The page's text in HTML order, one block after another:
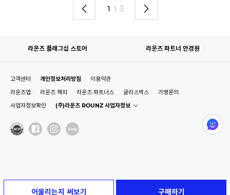
1 3
어울리는지 써보기 구매하기
라운즈 플래그십 스토어 라운즈 파트너 안경원
고객센터 개인정보처리방침
이용약관
라운즈앱
라운즈 해외 라운즈 파트너스 글라스박스
가맹문의
사업자정보확인
(주)라운즈 ROUNZ 사업자정보